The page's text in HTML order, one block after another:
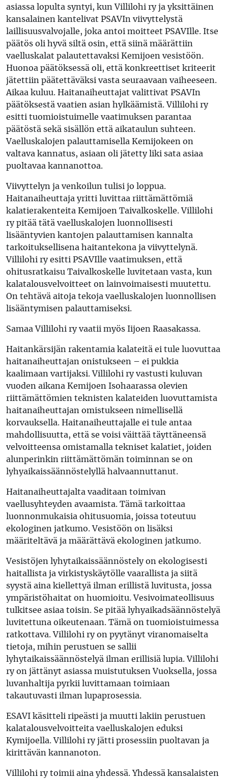
asiassa lopulta syntyi, kun Villilohi ry ja yksittäinen
kansalainen kantelivat PSAVIn viivyttelystä
laillisuusvalvojalle, joka antoi moitteet PSAVIlle. Itse
päätös oli hyvä siltä osin, että siinä määrättiin
vaelluskalat palautettavaksi Kemijoen vesistöön.
Huonoa päätöksessä oli, että konkreettiset kriteerit
jätettiin päätettäväksi vasta seuraavaan vaiheeseen.
Aikaa kuluu. Haitanaiheuttajat valittivat PSAVIn
päätöksestä vaatien asian hylkäämistä. Villilohi ry
esitti tuomioistuimelle vaatimuksen parantaa
päätöstä sekä sisällön että aikataulun suhteen.
Vaelluskalojen palauttamisella Kemijokeen on
valtava kannatus, asiaan oli jätetty liki sata asiaa
puoltavaa kannanottoa.
Viivyttelyn ja venkoilun tulisi jo loppua.
Haitanaiheuttaja yritti luvittaa riittämättömiä
kalatierakenteita Kemijoen Taivalkoskelle. Villilohi
ry pitää tätä vaelluskalojen luonnollisesti
lisääntyvien kantojen palauttamisen kannalta
tarkoituksellisena haitantekona ja viivyttelynä.
Villilohi ry esitti PSAVIlle vaatimuksen, että
ohitusratkaisu Taivalkoskelle luvitetaan vasta, kun
kalatalousvelvoitteet on lainvoimaisesti muutettu.
On tehtävä aitoja tekoja vaelluskalojen luonnollisen
lisääntymisen palauttamiseksi.
Samaa Villilohi ry vaatii myös Iijoen Raasakassa.
Haitankärsijän rakentamia kalateitä ei tule luovuttaa
haitanaiheuttajan onistukseen – ei pukkia
kaalimaan vartijaksi. Villilohi ry vastusti kuluvan
vuoden aikana Kemijoen Isohaarassa olevien
riittämättömien teknisten kalateiden luovuttamista
haitanaiheuttajan omistukseen nimellisellä
korvauksella. Haitanaiheuttajalle ei tule antaa
mahdollisuutta, että se voisi väittää täyttäneensä
velvoitteensa omistamalla tekniset kalatiet, joiden
alunperinkin riittämättömän toiminnan se on
lyhyaikaissäännöstelyllä halvaannuttanut.
Haitanaiheuttajalta vaaditaan toimivan
vaellusyhteyden avaamista. Tämä tarkoittaa
luonnonmukaisia ohitusuomia, joissa toteutuu
ekologinen jatkumo. Vesistöön on lisäksi
määriteltävä ja määrättävä ekologinen jatkumo.
Vesistöjen lyhytaikaissäännöstely on ekologisesti
haitallista ja virkistyskäytölle vaarallista ja siitä
syystä aina kiellettyä ilman erillistä luvitusta, jossa
ympäristöhaitat on huomioitu. Vesivoimateollisuus
tulkitsee asiaa toisin. Se pitää lyhyaikadsäännöstelyä
luvitettuna oikeutenaan. Tämä on tuomioistuimessa
ratkottava. Villilohi ry on pyytänyt viranomaiselta
tietoja, mihin perustuen se sallii
lyhytaikaissäännöstelyä ilman erillisiä lupia. Villilohi
ry on jättänyt asiassa muistutuksen Vuoksella, jossa
luvanhaltija pyrkii luvittamaan toimiaan
takautuvasti ilman lupaprosessia.
ESAVI käsitteli ripeästi ja muutti lakiin perustuen
kalatalousvelvoitteita vaelluskalojen eduksi
Kymijoella. Villilohi ry jätti prosessiin puoltavan ja
kirittävän kannanoton.
Villilohi ry toimii aina yhdessä. Yhdessä kansalaisten